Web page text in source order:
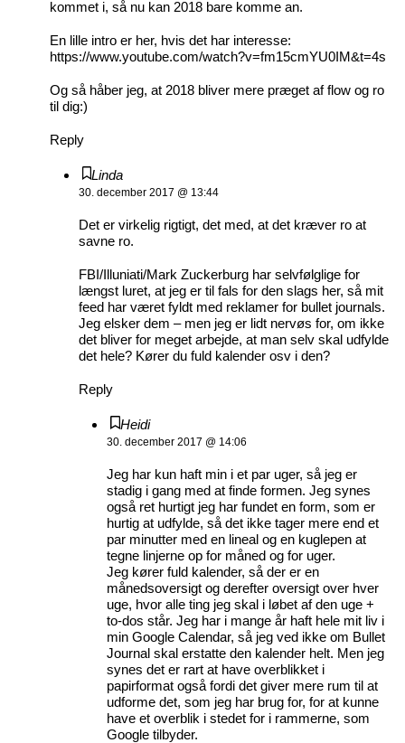
kommet i, så nu kan 2018 bare komme an.
En lille intro er her, hvis det har interesse:
https://www.youtube.com/watch?v=fm15cmYU0IM&t=4s
Og så håber jeg, at 2018 bliver mere præget af flow og ro
til dig:)
Reply
Linda
30. december 2017 @ 13:44
Det er virkelig rigtigt, det med, at det kræver ro at
savne ro.
FBI/Illuniati/Mark Zuckerburg har selvfølglige for
længst luret, at jeg er til fals for den slags her, så mit
feed har været fyldt med reklamer for bullet journals.
Jeg elsker dem – men jeg er lidt nervøs for, om ikke
det bliver for meget arbejde, at man selv skal udfylde
det hele? Kører du fuld kalender osv i den?
Reply
Heidi
30. december 2017 @ 14:06
Jeg har kun haft min i et par uger, så jeg er
stadig i gang med at finde formen. Jeg synes
også ret hurtigt jeg har fundet en form, som er
hurtig at udfylde, så det ikke tager mere end et
par minutter med en lineal og en kuglepen at
tegne linjerne op for måned og for uger.
Jeg kører fuld kalender, så der er en
månedsoversigt og derefter oversigt over hver
uge, hvor alle ting jeg skal i løbet af den uge +
to-dos står. Jeg har i mange år haft hele mit liv i
min Google Calendar, så jeg ved ikke om Bullet
Journal skal erstatte den kalender helt. Men jeg
synes det er rart at have overblikket i
papirformat også fordi det giver mere rum til at
udforme det, som jeg har brug for, for at kunne
have et overblik i stedet for i rammerne, som
Google tilbyder.